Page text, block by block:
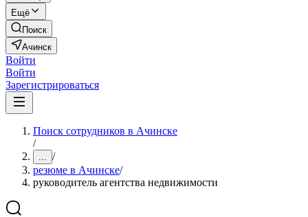
Ещё
Поиск
Ачинск
Войти
Войти
Зарегистрироваться
Поиск сотрудников в Ачинске
/
... /
резюме в Ачинске/
руководитель агентства недвижимости